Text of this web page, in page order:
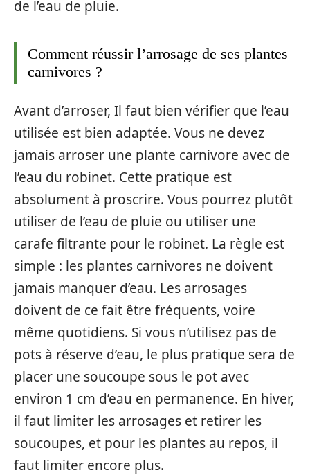
de l’eau de pluie.
Comment réussir l’arrosage de ses plantes
carnivores ?
Avant d’arroser, Il faut bien vérifier que l’eau
utilisée est bien adaptée. Vous ne devez
jamais arroser une plante carnivore avec de
l’eau du robinet. Cette pratique est
absolument à proscrire. Vous pourrez plutôt
utiliser de l’eau de pluie ou utiliser une
carafe filtrante pour le robinet. La règle est
simple : les plantes carnivores ne doivent
jamais manquer d’eau. Les arrosages
doivent de ce fait être fréquents, voire
même quotidiens. Si vous n’utilisez pas de
pots à réserve d’eau, le plus pratique sera de
placer une soucoupe sous le pot avec
environ 1 cm d’eau en permanence. En hiver,
il faut limiter les arrosages et retirer les
soucoupes, et pour les plantes au repos, il
faut limiter encore plus.